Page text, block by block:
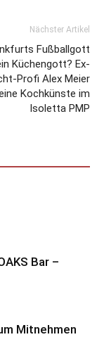
Nächster Artikel
Fußballgott
Küchengott? Ex-
Profi Alex Meier
Kochkünste im
Isoletta PMP
Bar –
Mitnehmen